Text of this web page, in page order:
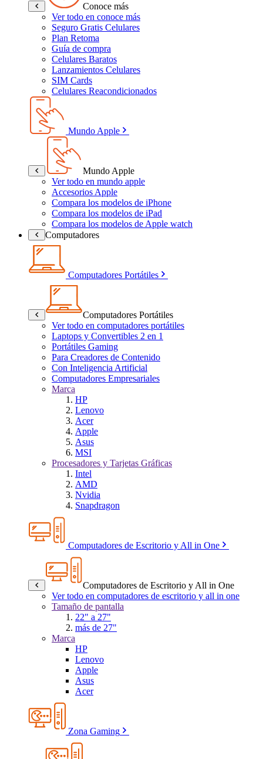
Conoce más
Ver todo en conoce más
Seguro Gratis Celulares
Plan Retoma
Guía de compra
Celulares Baratos
Lanzamientos Celulares
SIM Cards
Celulares Reacondicionados
Mundo Apple
Mundo Apple
Ver todo en mundo apple
Accesorios Apple
Compara los modelos de iPhone
Compara los modelos de iPad
Compara los modelos de Apple watch
Computadores
Computadores Portátiles
Computadores Portátiles
Ver todo en computadores portátiles
Laptops y Convertibles 2 en 1
Portátiles Gaming
Para Creadores de Contenido
Con Inteligencia Artificial
Computadores Empresariales
Marca
HP
Lenovo
Acer
Apple
Asus
MSI
Procesadores y Tarjetas Gráficas
Intel
AMD
Nvidia
Snapdragon
Computadores de Escritorio y All in One
Computadores de Escritorio y All in One
Ver todo en computadores de escritorio y all in one
Tamaño de pantalla
22" a 27"
más de 27"
Marca
HP
Lenovo
Apple
Asus
Acer
Zona Gaming